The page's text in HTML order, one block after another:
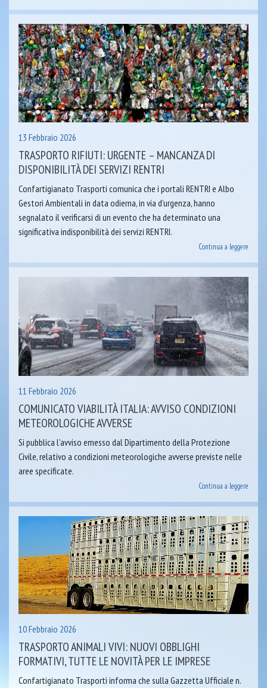
13 Febbraio 2026
TRASPORTO RIFIUTI: URGENTE – MANCANZA DI
DISPONIBILITÀ DEI SERVIZI RENTRI
Confartigianato Trasporti comunica che i portali RENTRI e Albo
Gestori Ambientali in data odierna, in via d’urgenza, hanno
segnalato il verificarsi di un evento che ha determinato una
significativa indisponibilità dei servizi RENTRI.
Continua a leggere
11 Febbraio 2026
COMUNICATO VIABILITÀ ITALIA: AVVISO CONDIZIONI
METEOROLOGICHE AVVERSE
Si pubblica l’avviso emesso dal Dipartimento della Protezione
Civile, relativo a condizioni meteorologiche avverse previste nelle
aree specificate.
Continua a leggere
10 Febbraio 2026
TRASPORTO ANIMALI VIVI: NUOVI OBBLIGHI
FORMATIVI, TUTTE LE NOVITÀ PER LE IMPRESE
Confartigianato Trasporti informa che sulla Gazzetta Ufficiale n.